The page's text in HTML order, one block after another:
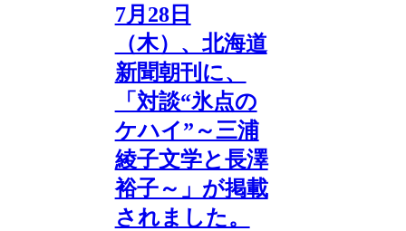
7月28日
（木）、北海道
新聞朝刊に、
「対談“氷点の
ケハイ”～三浦
綾子文学と長澤
裕子～」が掲載
されました。